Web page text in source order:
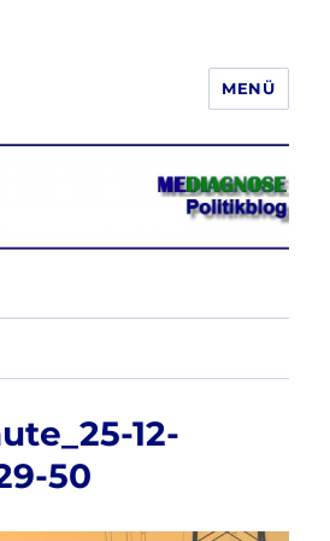
Recht, seine
Schrift und Bild
und zu verbreiten
MENÜ
12-
50